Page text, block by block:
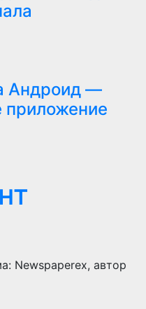
Андроид —
приложение
Newspaperex, автор